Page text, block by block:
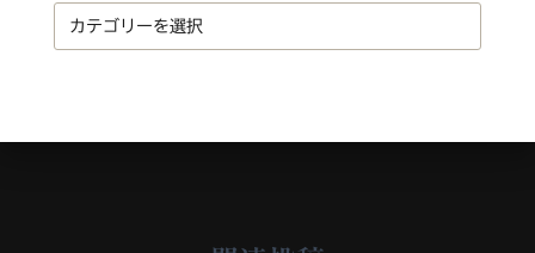
v
o